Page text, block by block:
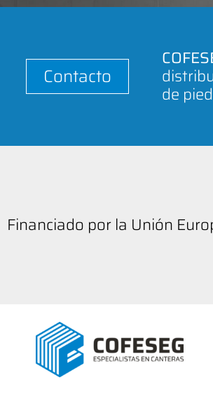
Contacto
de
Financiado por la Unión